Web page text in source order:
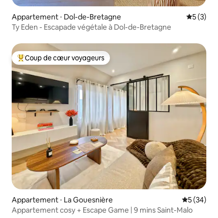
Appartement ⋅ Dol-de-Bretagne
5 (3)
Ty Eden - Escapade végétale à Dol-de-Bretagne
Coups de cœur voyageurs les plus appréciés
Coup de cœur voyageurs
Appartement ⋅ La Gouesnière
5 (34)
Appartement cosy + Escape Game | 9 mins Saint-Malo